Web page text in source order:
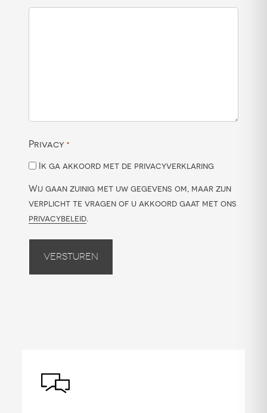
Privacy *
Ik ga akkoord met de privacyverklaring
Wij gaan zuinig met uw gegevens om, maar zijn
verplicht te vragen of u akkoord gaat met ons
privacybeleid.
Versturen